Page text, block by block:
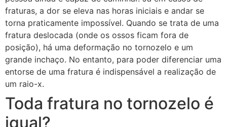
fraturas, a dor se eleva nas horas iniciais e andar se
torna praticamente impossível. Quando se trata de uma
fratura deslocada (onde os ossos ficam fora de
posição), há uma deformação no tornozelo e um
grande inchaço. No entanto, para poder diferenciar uma
entorse de uma fratura é indispensável a realização de
um raio-x.
Toda fratura no tornozelo é
igual?